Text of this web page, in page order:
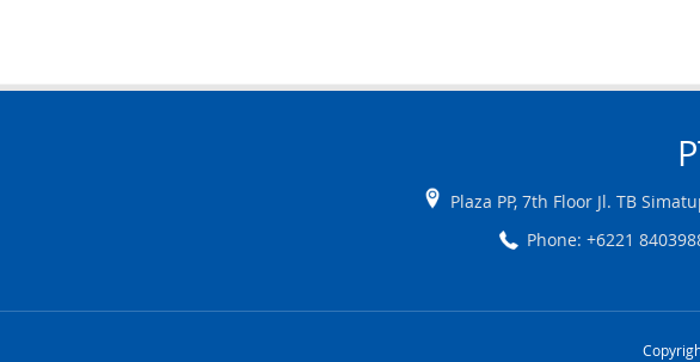
Plaza PP, 7th Floor Jl. TB
Phone: +6221